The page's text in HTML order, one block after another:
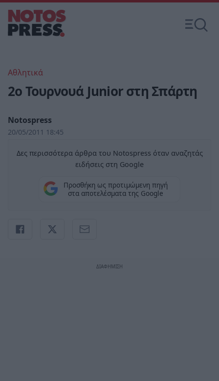
Αθλητικά
2o Τουρνουά Junior στη Σπάρτη
Notospress
20/05/2011 18:45
Δες περισσότερα άρθρα του Notospress όταν αναζητάς
ειδήσεις στη Google
Προσθήκη ως προτιμώμενη πηγή
στα αποτελέσματα της Google